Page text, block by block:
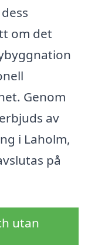
om det
Genom
av
i Laholm,
på
utan